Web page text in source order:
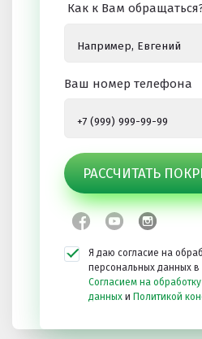
Как к Вам
Ваш номер телефона
РАССЧИТАТЬ
Я даю согласие на
персональных данных в
Согласием на
данных и Политикой